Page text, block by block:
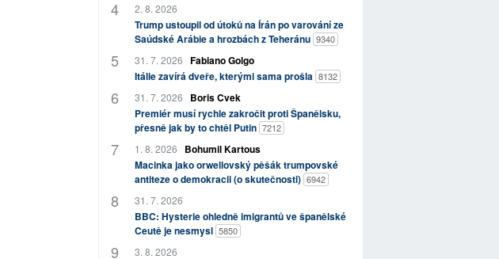
2. 8. 2026
Trump ustoupil od útoků na Írán po varování ze
Saúdské Arábie a hrozbách z Teheránu 9340
31. 7. 2026 Fabiano Golgo
Itálie zavírá dveře, kterými sama prošla 8132
31. 7. 2026
Boris Cvek
Premiér musí rychle zakročit proti Španělsku,
přesně jak by to chtěl Putin 7212
1. 8. 2026
Bohumil Kartous
Macinka jako orwellovský pěšák trumpovské
antiteze o demokracii (o skutečnosti) 6942
31. 7. 2026
BBC: Hysterie ohledně imigrantů ve španělské
Ceutě je nesmysl 5850
3. 8. 2026